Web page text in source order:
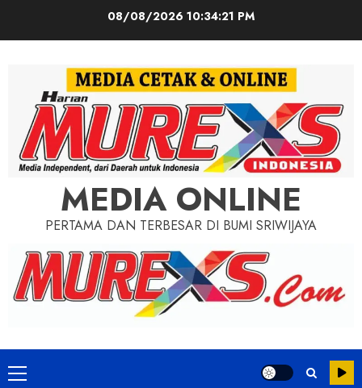
08/08/2026 10:34:23 PM
MEDIA ONLINE
PERTAMA DAN TERBESAR DI BUMI SRIWIJAYA
Primary